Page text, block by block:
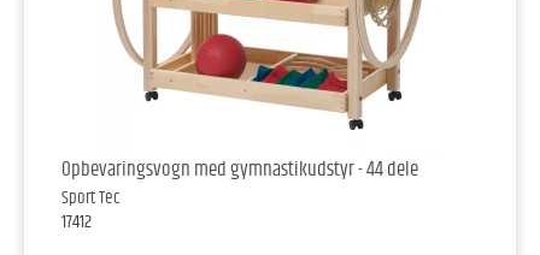
Opbevaringsvogn med gymnastikudstyr - 44 dele
Sport Tec
17412